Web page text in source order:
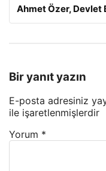
Ahmet Özer, Devlet
Bir yanıt yazın
E-posta adresiniz
ile işaretlenmişlerdir
Yorum *